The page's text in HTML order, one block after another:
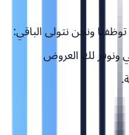
ونحن نتولى الباقي:
ونوفر لك العروض